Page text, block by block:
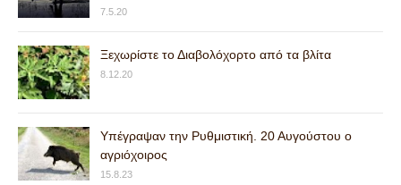
7.5.20
Ξεχωρίστε το Διαβολόχορτο από τα βλίτα
8.12.20
Υπέγραψαν την Ρυθμιστική. 20 Αυγούστου ο
αγριόχοιρος
15.8.23